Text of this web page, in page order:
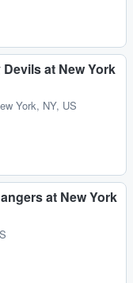
at New York
York, NY, US
at New York